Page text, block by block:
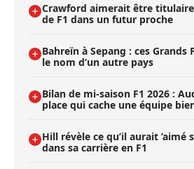
Crawford aimerait être titulaire
de F1 dans un futur proche
Bahreïn à Sepang : ces
le nom d’un autre pays
Bilan de mi-saison F1 2026 :
place qui cache une équipe
Hill révèle ce qu’il aurait ’aimé
dans sa carrière en F1